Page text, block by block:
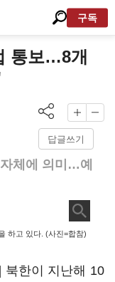
구독
통보…8개
답글쓰기
체에 의미…예
하고 있다. (사진=합참)
북한이 지난해 10